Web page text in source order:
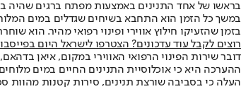
בראשו של אחד התנינים באמצעות מפתח ברגים
במשך כל הזמן הוא התחבא בשיחים שגדלים במים
בזמן שהזעיקו חילוץ אווירי ופינוי רפואי מהיר. הוא
רוצים לקבל עוד עדכונים? הצטרפו לישראל היום
דובר שירות הפינוי הרפואי האווירי במקום, איאן
העלה כי בסביבה שורצת תנינים, סירות קטנות מהוות